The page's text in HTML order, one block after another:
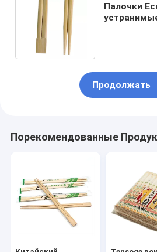
Палочки
Продолжать
Порекомендованные